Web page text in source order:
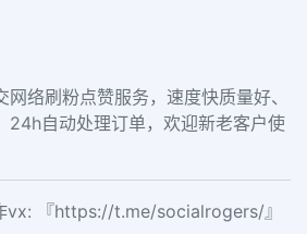
络刷粉点赞服务，速度快质量好、
24h自动处理订单，欢迎新老客户使
vx: 『https://t.me/socialrogers/』